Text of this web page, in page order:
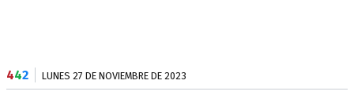
442 LUNES 27 DE NOVIEMBRE DE 2023